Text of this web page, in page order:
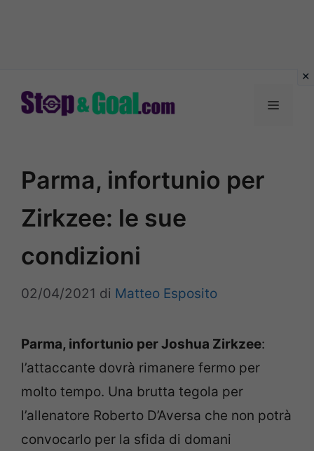
Menu
Parma, infortunio per
Zirkzee: le sue
condizioni
02/04/2021 di Matteo Esposito
Parma, infortunio per Joshua Zirkzee:
l’attaccante dovrà rimanere fermo per
molto tempo. Una brutta tegola per
l’allenatore Roberto D’Aversa che non potrà
convocarlo per la sfida di domani